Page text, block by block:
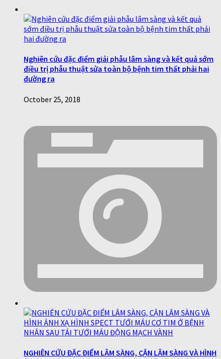
Nghiên cứu đặc điểm giải phẫu lâm sàng và kết quả sớm
điều trị phẫu thuật sửa toàn bộ bệnh tim thất phải hai
đường ra
October 25, 2018
NGHIÊN CỨU ĐẶC ĐIỂM LÂM SÀNG, CẬN LÂM SÀNG VÀ HÌNH